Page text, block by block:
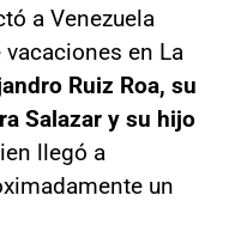
a Venezuela
en La
Ruiz Roa, su
Salazar y su hijo
llegó a
un